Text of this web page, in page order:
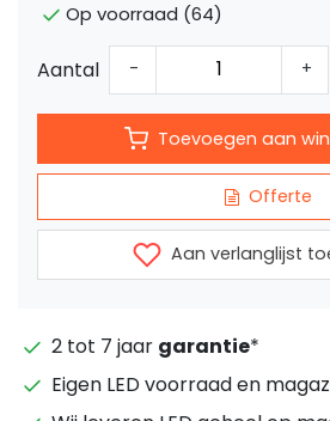
Op voorraad (64)
Aantal - +
Toevoegen aan
Offerte
Aan verlanglijst
2 tot 7 jaar garantie*
Eigen LED voorraad en